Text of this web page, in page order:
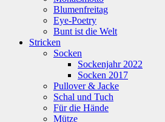
Blumenfreitag
Eye-Poetry
Bunt ist die Welt
Stricken
Socken
Sockenjahr 2022
Socken 2017
Pullover & Jacke
Schal und Tuch
Für die Hände
Mütze